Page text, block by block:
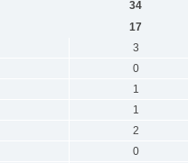
34
17
3
0
1
1
2
0